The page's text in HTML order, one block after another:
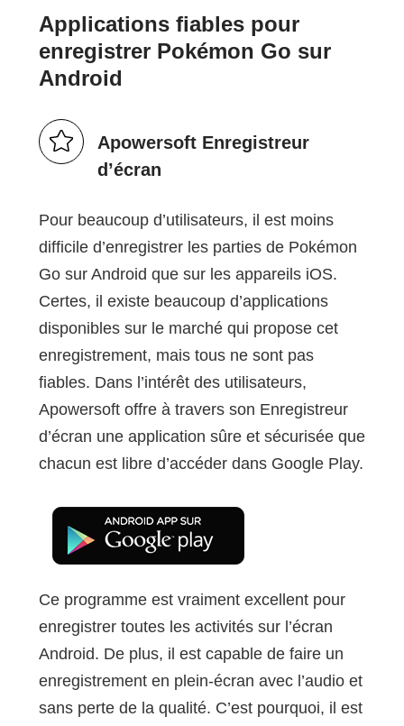
Applications fiables pour
enregistrer Pokémon Go sur
Android
Apowersoft Enregistreur
d’écran
Pour beaucoup d’utilisateurs, il est moins
difficile d’enregistrer les parties de Pokémon
Go sur Android que sur les appareils iOS.
Certes, il existe beaucoup d’applications
disponibles sur le marché qui propose cet
enregistrement, mais tous ne sont pas
fiables. Dans l’intérêt des utilisateurs,
Apowersoft offre à travers son Enregistreur
d’écran une application sûre et sécurisée que
chacun est libre d’accéder dans Google Play.
Ce programme est vraiment excellent pour
enregistrer toutes les activités sur l’écran
Android. De plus, il est capable de faire un
enregistrement en plein-écran avec l’audio et
sans perte de la qualité. C’est pourquoi, il est